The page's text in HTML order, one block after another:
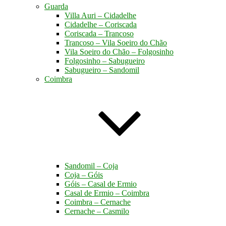
Guarda
Villa Auri – Cidadelhe
Cidadelhe – Coriscada
Coriscada – Trancoso
Trancoso – Vila Soeiro do Chão
Vila Soeiro do Chão – Folgosinho
Folgosinho – Sabugueiro
Sabugueiro – Sandomil
Coimbra
Sandomil – Coja
Coja – Góis
Góis – Casal de Ermio
Casal de Ermio – Coimbra
Coimbra – Cernache
Cernache – Casmilo